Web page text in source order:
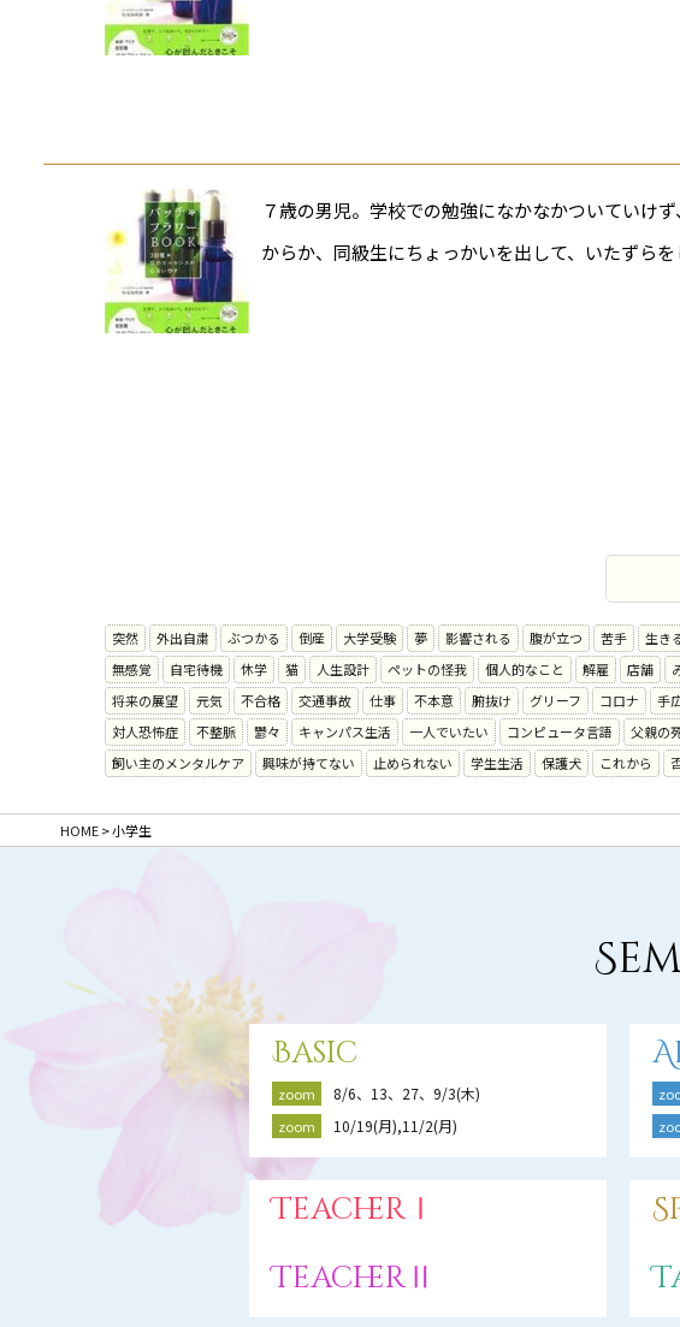
７歳の男児。学校での勉強になかなかついていけ
からか、同級生にちょっかいを出して、いたずら
突然 外出自粛 ぶつかる 倒産 大学受験 夢 影響される 腹が立つ 苦手 生き
無感覚
自宅待機 休学 猫 人生設計 ペットの怪我 個人的なこと 解雇 店舗
将来の展望
元気 不合格 交通事故 仕事 不本意 腑抜け グリーフ コロナ 手
対人恐怖症
不整脈 鬱々 キャンパス生活 一人でいたい コンピュータ言語 父親の
飼い主のメンタルケア
興味が持てない 止められない 学生生活 保護犬 これから
HOME>小学生
Basic
zoom 8/6、13、27、9/3(木)
zoom 10/19(月),11/2(月)
TeacherⅠ
TeacherⅡ